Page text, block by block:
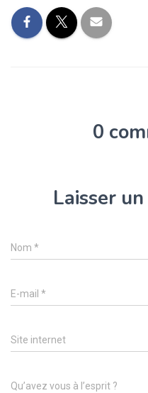
0
Laisser
Nom *
E-mail *
Site internet
Qu’avez vous à l’esprit ?